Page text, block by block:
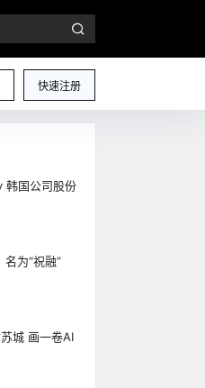
快速注册
韩国公司股份
为“祝融”
城 画一卷AI